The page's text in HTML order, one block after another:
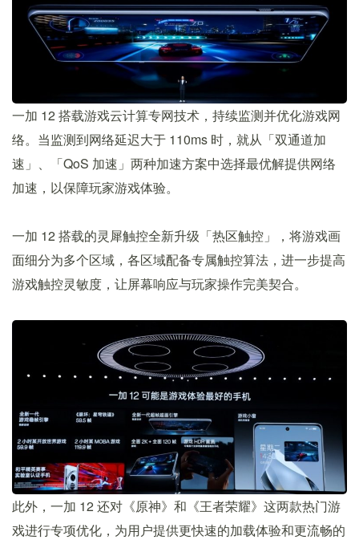
一加 12 搭载游戏云计算专网技术，持续监测并优化游戏网
络。当监测到网络延迟大于 110ms 时，就从「双通道加
速」、「QoS 加速」两种加速方案中选择最优解提供网络
加速，以保障玩家游戏体验。
一加 12 搭载的灵犀触控全新升级「热区触控」，将游戏画
面细分为多个区域，各区域配备专属触控算法，进一步提高
游戏触控灵敏度，让屏幕响应与玩家操作完美契合。
此外，一加 12 还对《原神》和《王者荣耀》这两款热门游
戏进行专项优化，为用户提供更快速的加载体验和更流畅的